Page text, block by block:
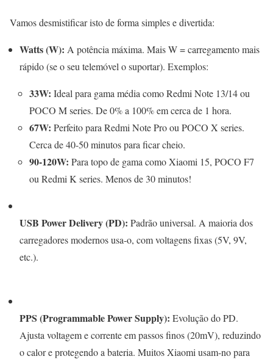
Vamos desmistificar isto de forma simples e divertida:
Watts (W): A potência máxima. Mais W = carregamento mais
rápido (se o seu telemóvel o suportar). Exemplos:
33W: Ideal para gama média como Redmi Note 13/14 ou
POCO M series. De 0% a 100% em cerca de 1 hora.
67W: Perfeito para Redmi Note Pro ou POCO X series.
Cerca de 40-50 minutos para ficar cheio.
90-120W: Para topo de gama como Xiaomi 15, POCO F7
ou Redmi K series. Menos de 30 minutos!
USB Power Delivery (PD): Padrão universal. A maioria dos
carregadores modernos usa-o, com voltagens fixas (5V, 9V,
etc.).
PPS (Programmable Power Supply): Evolução do PD.
Ajusta voltagem e corrente em passos finos (20mV), reduzindo
o calor e protegendo a bateria. Muitos Xiaomi usam-no para